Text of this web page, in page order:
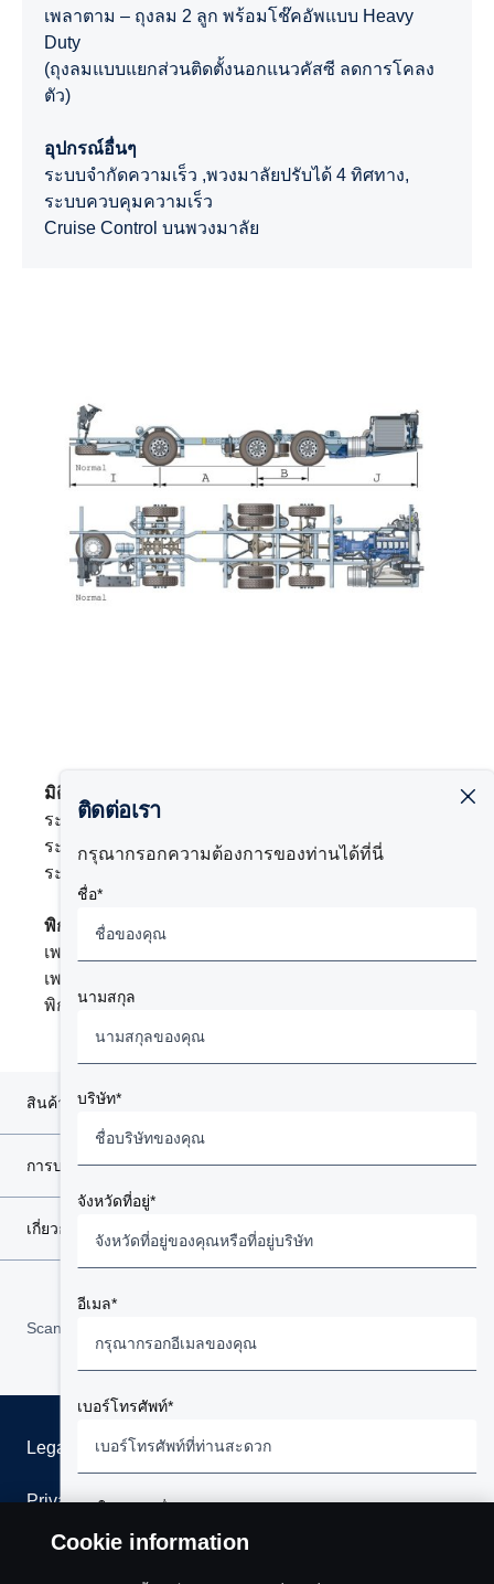
เพลาตาม – ถุงลม 2 ลูก พร้อมโช๊คอัพแบบ Heavy
Duty
(ถุงลมแบบแยกส่วนติดตั้งนอกแนวคัสซี ลดการโคลง
ตัว)
อุปกรณ์อื่นๆ
ระบบจำกัดความเร็ว ,พวงมาลัยปรับได้ 4 ทิศทาง,
ระบบควบคุมความเร็ว
Cruise Control บนพวงมาลัย
มิติตัวรถ
ระยะยื่นหน้า (I) 6,600 มม.
ระยะฐานล้อ (A) 2,500 มม.
ระยะยื่นท้าย (J) 4,395 มม.
พิกัดการรับน้ำหนัก
เพลาหน้า 7,500 กก.
เพลาหลัง 17,500 กก.
พิกัดน้ำหนักที่ตัวรถสูงสุด 25,000 กก.
ติดต่อเรา
กรุณากรอกความต้องการของท่านได้ที่นี่
ชื่อ*
นามสกุล
บริษัท*
จังหวัดที่อยู่*
อีเมล*
เบอร์โทรศัพท์*
กรุณาเลือกสิ่งที่คุณสนใจติดต่อ
สินค้า
การบริการ
เกี่ยวกับสแกนเนีย
Scania in Your Region:
Legal notice
Privacy statement
Cookies
Cookie information